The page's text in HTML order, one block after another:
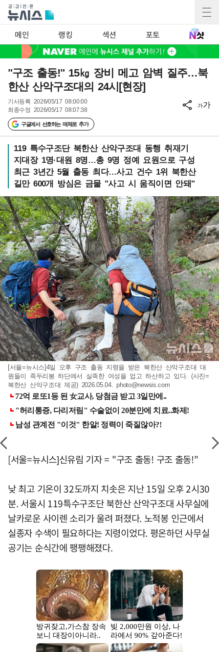
메인 랭킹 섹션 포토
"구조 출동!" 15㎏ 장비 메고 암벽 질주…북
한산 산악구조대의 24시[현장]
기사등록 2026/05/17 08:00:00
최종수정 2026/05/17 08:07:38
구글에서 선호하는 매체로 추가
가가
119 특수구조단 북한산 산악구조대 동행 취재기
지대장 1명·대원 8명…총 9명 정예 요원으로 구성
최근 3년간 5월 출동 최다…사고 건수 1위 북한산
길만 600개 방심은 금물 "사고 시 움직이면 안돼"
[서울=뉴시스]4일 오후 구조 출동 지령을 받은 북한산 산악구조대 대
원들이 족두리봉 하단에서 실족한 여성을 업고 하산하고 있다. (사진=
북한산 산악구조대 제공) 2026.05.04.photo@newsis.com
[서울=뉴시스]신유림 기자 = "구조 출동! 구조 출동!"
낮 최고 기온이 32도까지 치솟은 지난 15일 오후 2시30
분. 서울시 119특수구조단 북한산 산악구조대 사무실에
날카로운 사이렌 소리가 울려 퍼졌다. 노적봉 인근에서
실종자 수색이 필요하다는 지령이었다. 평온하던 사무실
공기는 순식간에 팽팽해졌다.